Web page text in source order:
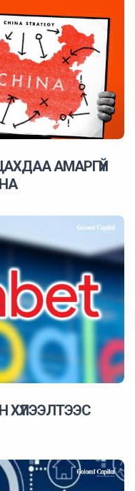
АМАРГҮЙ
ХҮЛЭЭЛТЭЭС